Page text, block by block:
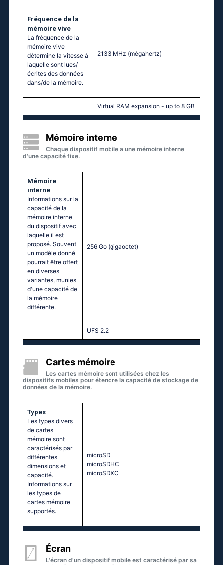
Fréquence de la
mémoire vive
La fréquence de la
mémoire vive
détermine la vitesse à
laquelle sont lues/
écrites des données
dans/de la mémoire.
2133 MHz (mégahertz)
Virtual RAM expansion - up to 8 GB
Mémoire interne
Chaque dispositif mobile a une mémoire interne
d'une capacité fixe.
Mémoire
interne
Informations sur la
capacité de la
mémoire interne
du dispositif avec
laquelle il est
proposé. Souvent
un modèle donné
pourrait être offert
en diverses
variantes, munies
d'une capacité de
la mémoire
différente.
256 Go (gigaoctet)
UFS 2.2
Cartes mémoire
Les cartes mémoire sont utilisées chez les
dispositifs mobiles pour étendre la capacité de stockage de
données de la mémoire.
Types
Les types divers
de cartes
mémoire sont
caractérisés par
différentes
dimensions et
capacité.
Informations sur
les types de
cartes mémoire
supportés.
microSD
microSDHC
microSDXC
Écran
L'écran d'un dispositif mobile est caractérisé par sa